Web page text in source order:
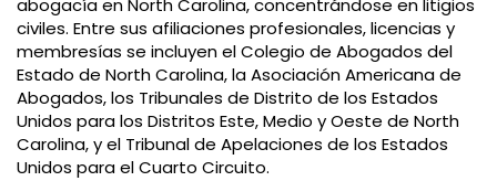
abogacía en North Carolina, concentrándose en litigios
civiles. Entre sus afiliaciones profesionales, licencias y
membresías se incluyen el Colegio de Abogados del
Estado de North Carolina, la Asociación Americana de
Abogados, los Tribunales de Distrito de los Estados
Unidos para los Distritos Este, Medio y Oeste de North
Carolina, y el Tribunal de Apelaciones de los Estados
Unidos para el Cuarto Circuito.